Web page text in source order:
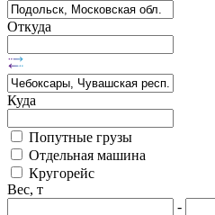
Откуда
Куда
Попутные грузы
Отдельная машина
Кругорейс
Вес, т
-